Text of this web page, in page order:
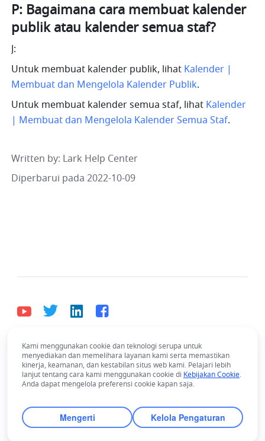
P: Bagaimana cara membuat kalender
publik atau kalender semua staf?
J:
Untuk membuat kalender publik, lihat Kalender |
Membuat dan Mengelola Kalender Publik.
Untuk membuat kalender semua staf, lihat Kalender
| Membuat dan Mengelola Kalender Semua Staf.
Written by: Lark Help Center
Diperbarui pada 2022-10-09
Bahasa Indonesia
Bahasa Indonesia Deutsch English
Español
Français
Italiano
Português (Brasil)
Tiếng Việt
ไทย 한국어 日本語
中文
Русский язык
हिन्दी
Singapore with offices worldwide.
Kami menggunakan cookie dan teknologi serupa untuk
menyediakan dan memelihara layanan kami serta memastikan
kinerja, keamanan, dan kestabilan situs web kami. Pelajari lebih
lanjut tentang cara kami menggunakan cookie di Kebijakan Cookie.
Anda dapat mengelola preferensi cookie kapan saja.
Mengerti Kelola Pengaturan